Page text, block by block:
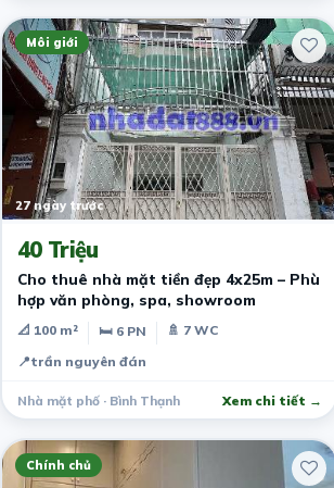
Môi giới
27 ngày trước
40 Triệu
Cho thuê nhà mặt tiền đẹp 4x25m – Phù
hợp văn phòng, spa, showroom
📐 100 m² 🛏 6 PN
🚿 7 WC
📍trần nguyên đán
Nhà mặt phố · Bình Thạnh Xem chi tiết →
Chính chủ